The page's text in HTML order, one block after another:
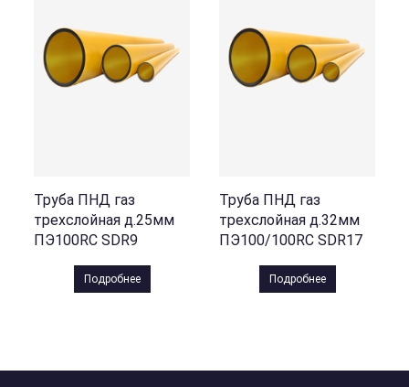
Труба ПНД газ
трехслойная д.25мм
ПЭ100RC SDR9
Подробнее
Труба ПНД газ
трехслойная д.32мм
ПЭ100/100RC SDR17
Подробнее